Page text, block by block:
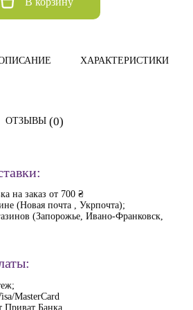
ХАРАКТЕРИСТИКИ
ОТЗЫВЫ (0)
на заказ от 700 ₴
(Новая почта , Укрпочта);
(Запорожье, Ивано-Франковск,
MasterCard
Приват Банка